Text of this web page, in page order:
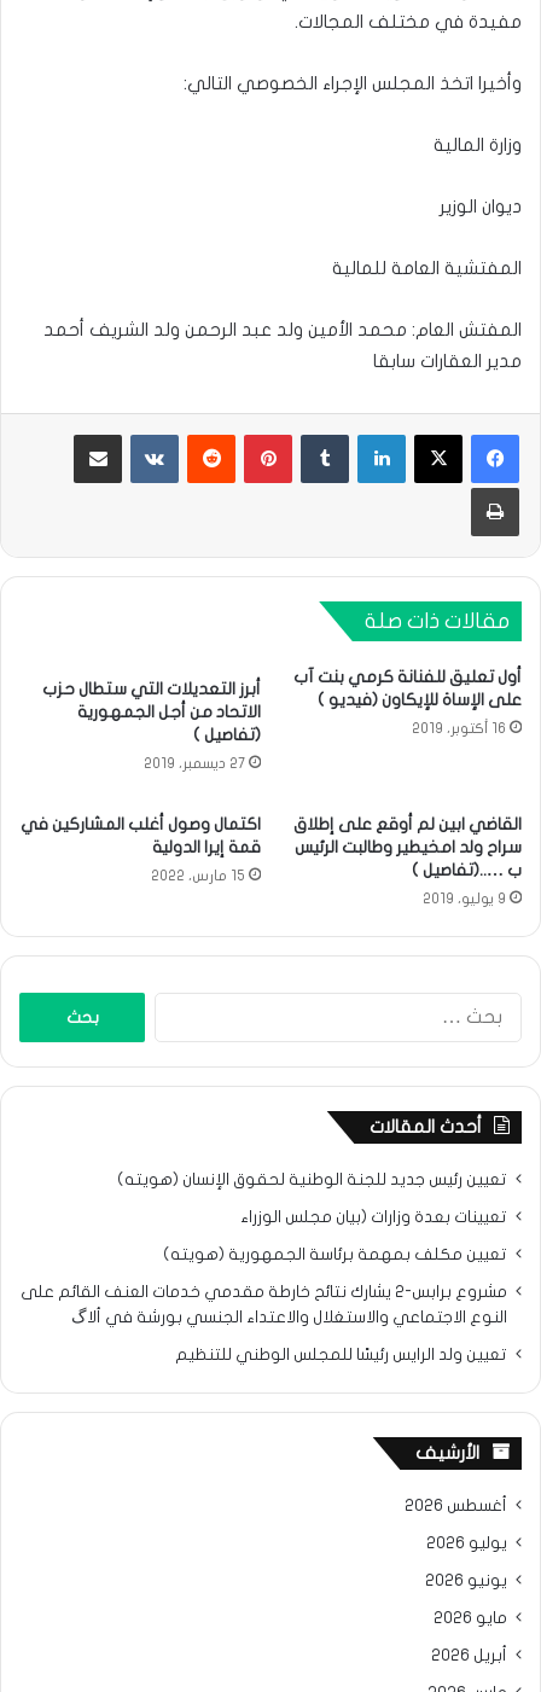
مفيدة في مختلف المجالات.
وأخيرا اتخذ المجلس الإجراء الخصوصي التالي:
وزارة المالية
ديوان الوزير
المفتشية العامة للمالية
المفتش العام: محمد الأمين ولد عبد الرحمن ولد الشريف أحمد
مدير العقارات سابقا
لينكدإن بينتيريست مشاركة عبر البريد
طباعة
مقالات ذات صلة
أول تعليق للفنانة كرمي بنت آب
على الإساة للإيكاون (فيديو )
16 أكتوبر، 2019
أبرز التعديلات التي ستطال حزب
الاتحاد من أجل الجمهورية
(تفاصيل )
27 ديسمبر، 2019
القاضي ابين لم أوقع على إطلاق
سراح ولد امخيطير وطالبت الرئيس
ب …..(تفاصيل )
9 يوليو، 2019
اكتمال وصول أغلب المشاركين في
قمة إيرا الدولية
15 مارس، 2022
أحدث المقالات
تعيين رئيس جديد للجنة الوطنية لحقوق الإنسان (هويته)
تعيينات بعدة وزارات (بيان مجلس الوزراء
تعيين مكلف بمهمة برئاسة الجمهورية (هويته)
مشروع برابس-2 يشارك نتائح خارطة مقدمي خدمات العنف القائم على
النوع الاجتماعي والاستغلال والاعتداء الجنسي بورشة في ألاگ
تعيين ولد الرايس رئيسًا للمجلس الوطني للتنظيم
الأرشيف
أغسطس 2026
يوليو 2026
يونيو 2026
مايو 2026
أبريل 2026